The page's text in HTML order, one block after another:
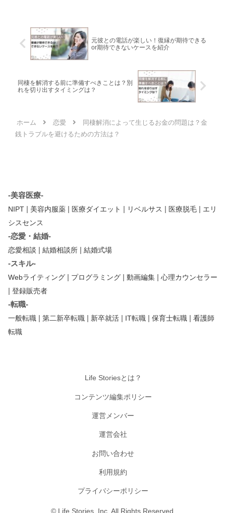
元彼との電話が楽しい！復縁が期待できる
or期待できないケースを紹介
同棲を解消する前に準備すべきことは？別
れを切り出すタイミングは？
ホーム 恋愛
同棲解消によって生じるお金の問題は？金
銭トラブルを避けるための方法は？
-美容医療-
NIPT | 美容内服薬 | 医療ダイエット | リベルサス | 医療脱毛 | エリ
シスセンス
-恋愛・結婚-
恋愛相談 | 結婚相談所 | 結婚式場
-スキル-
Webライティング | プログラミング | 動画編集 | 心理カウンセラー
| 登録販売者
-転職-
一般転職 | 第二新卒転職 | 新卒就活 | IT転職 | 保育士転職 | 看護師
転職
Life Storiesとは？
コンテンツ編集ポリシー
運営メンバー
運営会社
お問い合わせ
利用規約
プライバシーポリシー
© Life Stories, Inc. All Rights Reserved.